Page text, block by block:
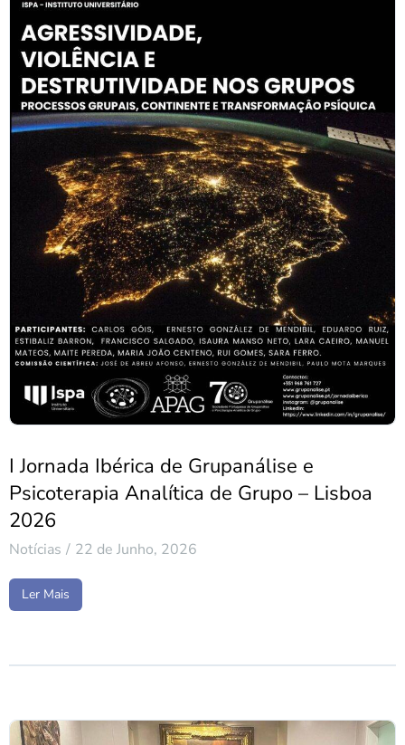
I Jornada Ibérica de Grupanálise e
Psicoterapia Analítica de Grupo – Lisboa
2026
Notícias 22 de Junho, 2026
Ler Mais